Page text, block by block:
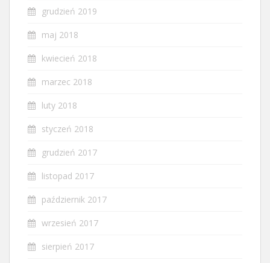
grudzień 2019
maj 2018
kwiecień 2018
marzec 2018
luty 2018
styczeń 2018
grudzień 2017
listopad 2017
październik 2017
wrzesień 2017
sierpień 2017